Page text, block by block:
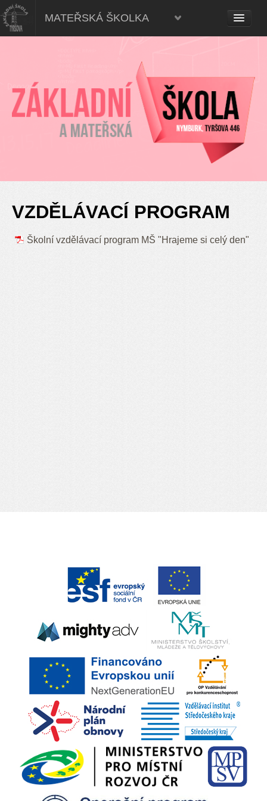
Mateřská škola, Nymburk
MATEŘSKÁ ŠKOLKA
VZDĚLÁVACÍ PROGRAM
Školní vzdělávací program MŠ "Hrajeme si celý den"